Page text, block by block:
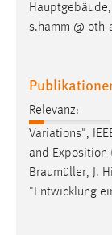
Hauptgebäude,
s.hamm @
Relevanz:
Variations",
and Exposition
Braumüller, J.
"Entwicklung